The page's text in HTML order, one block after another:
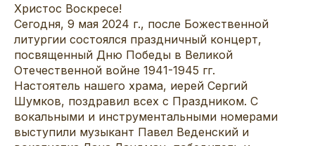
Христос Воскресе!
Сегодня, 9 мая 2024 г., после Божественной
литургии состоялся праздничный концерт,
посвященный Дню Победы в Великой
Отечественной войне 1941-1945 гг.
Настоятель нашего храма, иерей Сергий
Шумков, поздравил всех с Праздником. С
вокальными и инструментальными номерами
выступили музыкант Павел Веденский и